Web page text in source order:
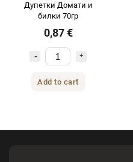
Дупетки Домати и
билки 70гр
0,87 €
Add to cart